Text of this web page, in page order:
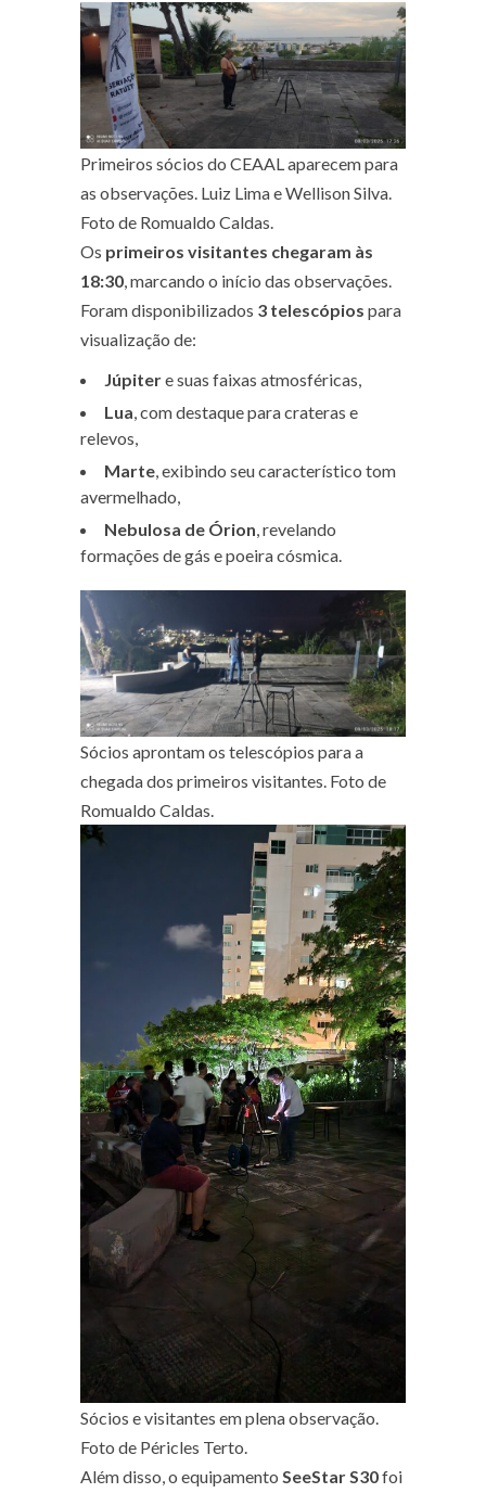
Primeiros sócios do CEAAL aparecem para
as observações. Luiz Lima e Wellison Silva.
Foto de Romualdo Caldas.
Os primeiros visitantes chegaram às
18:30, marcando o início das observações.
Foram disponibilizados 3 telescópios para
visualização de:
Júpitere suas faixas atmosféricas,
Lua, com destaque para crateras e
relevos,
Marte, exibindo seu característico tom
avermelhado,
Nebulosa de Órion, revelando
formações de gás e poeira cósmica.
Sócios aprontam os telescópios para a
chegada dos primeiros visitantes. Foto de
Romualdo Caldas.
Sócios e visitantes em plena observação.
Foto de Péricles Terto.
Além disso, o equipamento SeeStar S30foi